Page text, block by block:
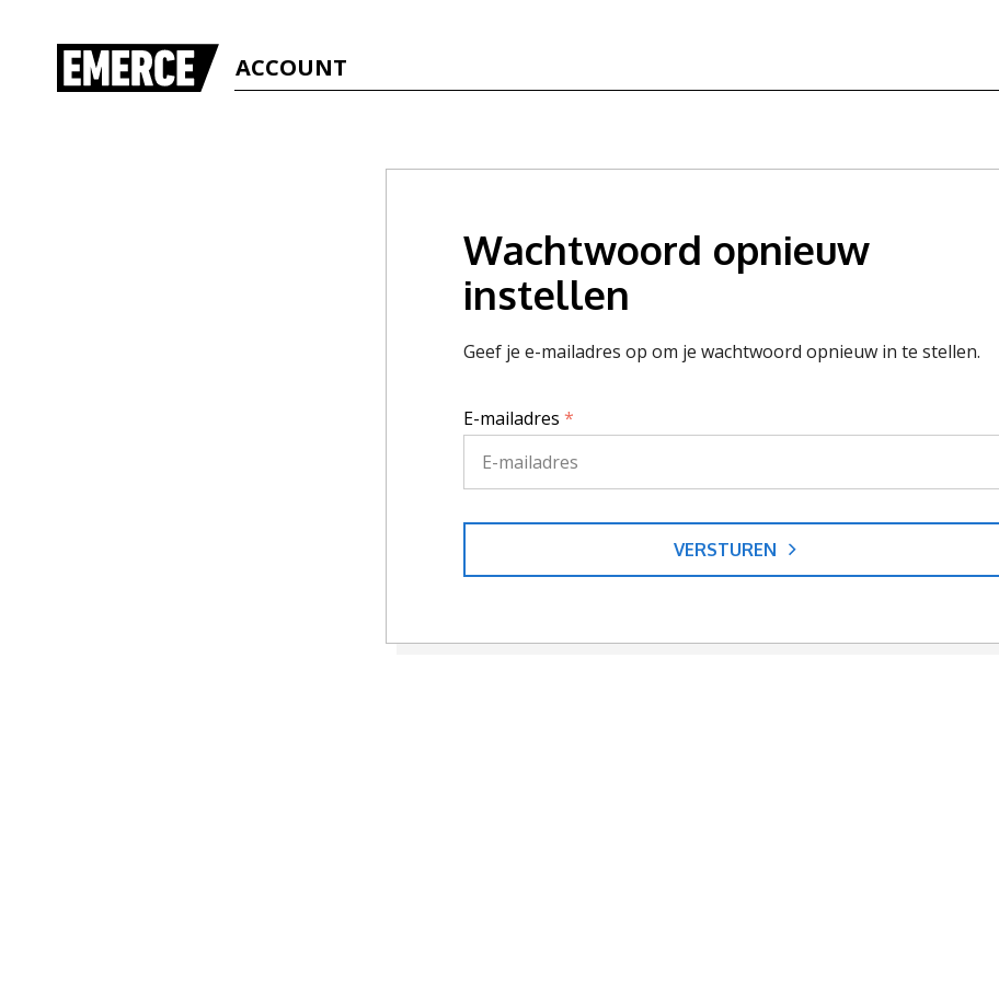
ACCOUNT
Wachtwoord opnieuw
instellen
Geef je e-mailadres op om je wachtwoord opnieuw in te stellen.
E-mailadres *
VERSTUREN